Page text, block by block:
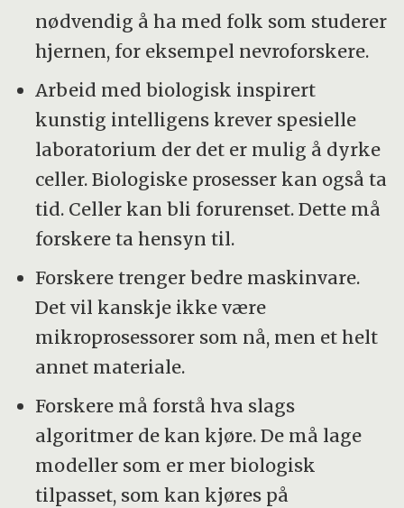
nødvendig å ha med folk som studerer
hjernen, for eksempel nevroforskere.
Arbeid med biologisk inspirert
kunstig intelligens krever spesielle
laboratorium der det er mulig å dyrke
celler. Biologiske prosesser kan også ta
tid. Celler kan bli forurenset. Dette må
forskere ta hensyn til.
Forskere trenger bedre maskinvare.
Det vil kanskje ikke være
mikroprosessorer som nå, men et helt
annet materiale.
Forskere må forstå hva slags
algoritmer de kan kjøre. De må lage
modeller som er mer biologisk
tilpasset, som kan kjøres på